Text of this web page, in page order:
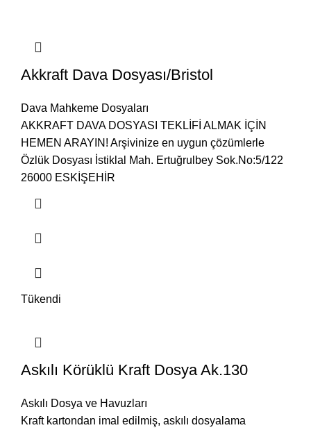
Akkraft Dava Dosyası/Bristol
Dava Mahkeme Dosyaları
AKKRAFT DAVA DOSYASI TEKLİFİ ALMAK İÇİN
HEMEN ARAYIN! Arşivinize en uygun çözümlerle
Özlük Dosyası İstiklal Mah. Ertuğrulbey Sok.No:5/122
26000 ESKİŞEHİR
Tükendi
Askılı Körüklü Kraft Dosya Ak.130
Askılı Dosya ve Havuzları
Kraft kartondan imal edilmiş, askılı dosyalama